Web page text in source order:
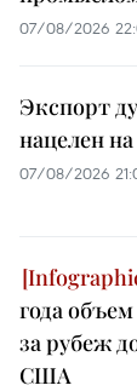
07/08/2026
Экспорт
нацелен
07/08/2026
года
за рубеж
США